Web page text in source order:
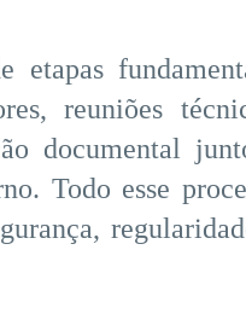
etapas
reuniões
documental
Todo esse